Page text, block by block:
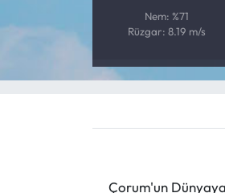
Nem: %71
Rüzgar: 8.19 m/s
Çorum'un
Otomotiv
Resmi İlan